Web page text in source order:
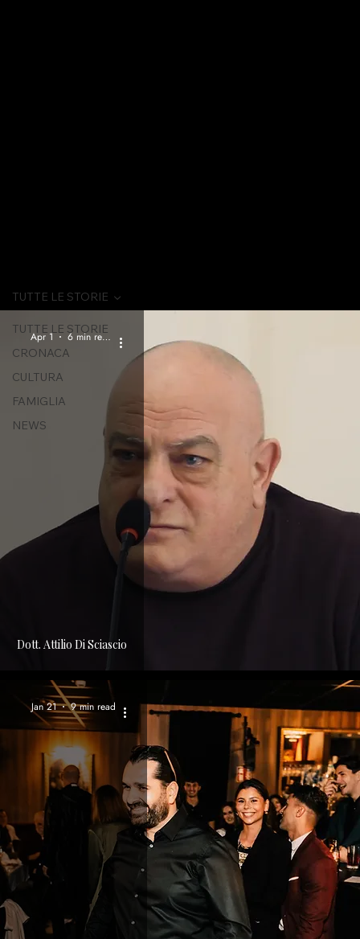
TUTTE LE STORIE
CRONACA
CULTURA
FAMIGLIA
NEWS
TUTTE LE STORIE
Dott. Attilio Di Sciascio
Apr 1 6 min read
Jan 21 9 min read